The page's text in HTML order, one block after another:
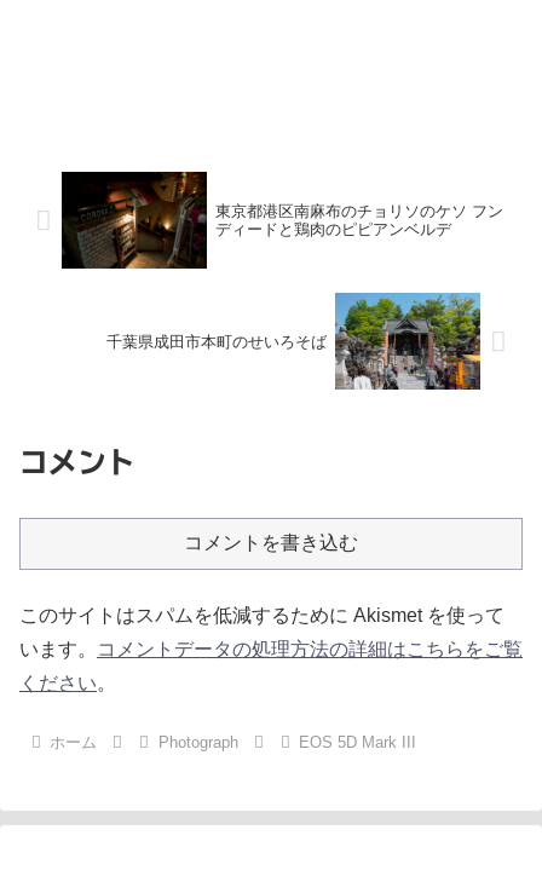
東京都港区南麻布のチョリソのケソ フン
ディードと鶏肉のピピアンベルデ
千葉県成田市本町のせいろそば
コメント
コメントを書き込む
このサイトはスパムを低減するために Akismet を使って
います。
コメントデータの処理方法の詳細はこちらをご覧
ください。
ホーム Photograph EOS 5D Mark III